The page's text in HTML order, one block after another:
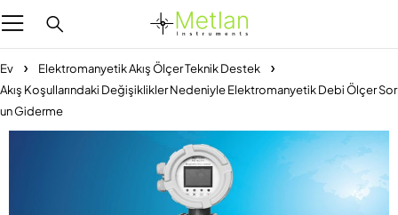
Ev
Elektromanyetik Akış Ölçer Teknik Destek
Akış Koşullarındaki Değişiklikler Nedeniyle Elektromanyetik Debi Ölçer Sor
un Giderme